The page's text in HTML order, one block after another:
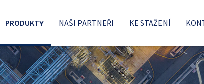
PRODUKTY NAŠI PARTNEŘI KE STAŽENÍ